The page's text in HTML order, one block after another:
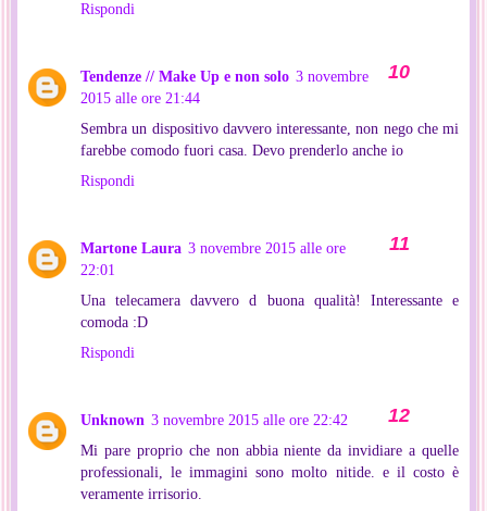
Rispondi
Tendenze // Make Up e non solo 3 novembre
2015 alle ore 21:44
Sembra un dispositivo davvero interessante, non nego che mi
farebbe comodo fuori casa. Devo prenderlo anche io
Rispondi
Martone Laura 3 novembre 2015 alle ore
22:01
Una telecamera davvero d buona qualità! Interessante e
comoda :D
Rispondi
Unknown 3 novembre 2015 alle ore 22:42
Mi pare proprio che non abbia niente da invidiare a quelle
professionali, le immagini sono molto nitide. e il costo è
veramente irrisorio.